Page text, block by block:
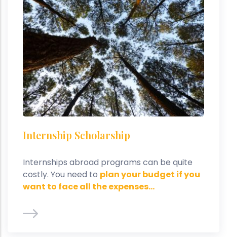
Internship Scholarship
Internships abroad programs can be quite
costly. You need to plan your budget if you
want to face all the expenses...